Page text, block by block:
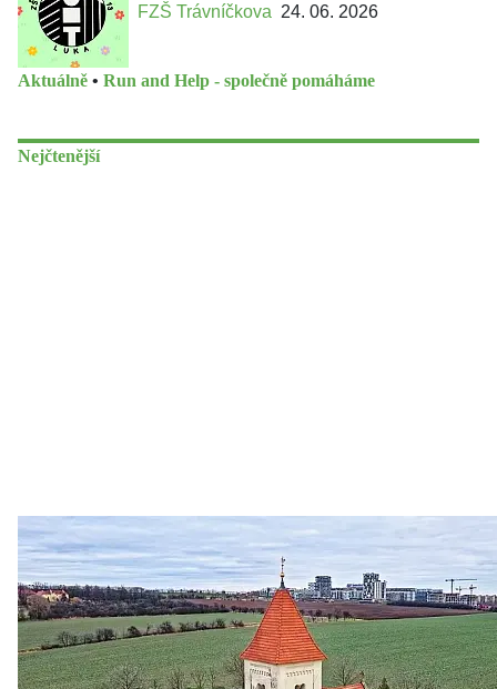
FZŠ Trávníčkova 24. 06. 2026
Aktuálně • Run and Help - společně pomáháme
Nejčtenější
Zastanem se 03. 08. 2026
Politika • Volební seriál #02: Nová výstavba v jihozápadním
městě